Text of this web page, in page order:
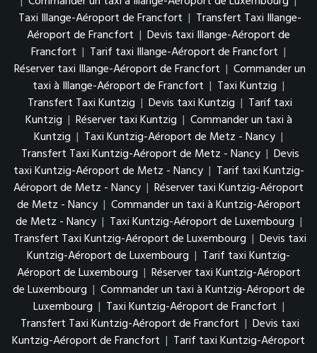
Taxi Illange-Aéroport de Francfort | Transfert Taxi Illange-
Aéroport de Francfort | Devis taxi Illange-Aéroport de
Francfort | Tarif taxi Illange-Aéroport de Francfort |
Réserver taxi Illange-Aéroport de Francfort | Commander un
taxi à Illange-Aéroport de Francfort | Taxi Kuntzig |
Transfert Taxi Kuntzig | Devis taxi Kuntzig | Tarif taxi
Kuntzig | Réserver taxi Kuntzig | Commander un taxi à
Kuntzig | Taxi Kuntzig-Aéroport de Metz - Nancy |
Transfert Taxi Kuntzig-Aéroport de Metz - Nancy | Devis
taxi Kuntzig-Aéroport de Metz - Nancy | Tarif taxi Kuntzig-
Aéroport de Metz - Nancy | Réserver taxi Kuntzig-Aéroport
de Metz - Nancy | Commander un taxi à Kuntzig-Aéroport
de Metz - Nancy | Taxi Kuntzig-Aéroport de Luxembourg |
Transfert Taxi Kuntzig-Aéroport de Luxembourg | Devis taxi
Kuntzig-Aéroport de Luxembourg | Tarif taxi Kuntzig-
Aéroport de Luxembourg | Réserver taxi Kuntzig-Aéroport
de Luxembourg | Commander un taxi à Kuntzig-Aéroport de
Luxembourg | Taxi Kuntzig-Aéroport de Francfort |
Transfert Taxi Kuntzig-Aéroport de Francfort | Devis taxi
Kuntzig-Aéroport de Francfort | Tarif taxi Kuntzig-Aéroport